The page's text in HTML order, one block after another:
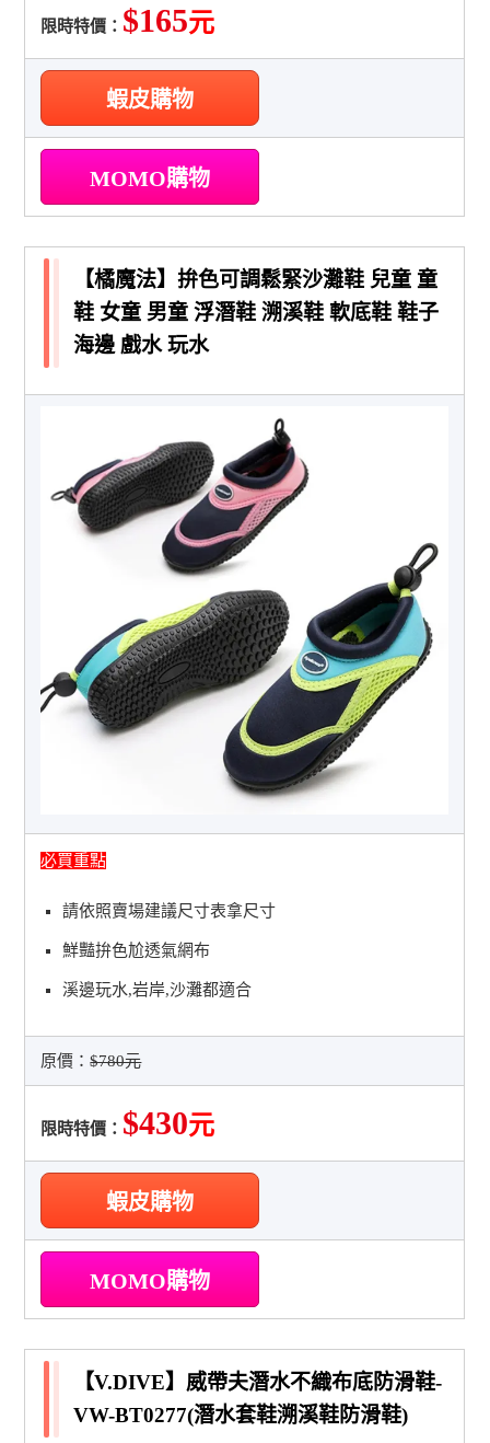
限時特價： $165元
蝦皮購物
MOMO購物
【橘魔法】拚色可調鬆緊沙灘鞋 兒童 童
鞋 女童 男童 浮潛鞋 溯溪鞋 軟底鞋 鞋子
海邊 戲水 玩水
必買重點
請依照賣場建議尺寸表拿尺寸
鮮豔拚色尬透氣網布
溪邊玩水,岩岸,沙灘都適合
原價：$780元
限時特價： $430元
蝦皮購物
MOMO購物
【V.DIVE】威帶夫潛水不織布底防滑鞋-
VW-BT0277(潛水套鞋溯溪鞋防滑鞋)